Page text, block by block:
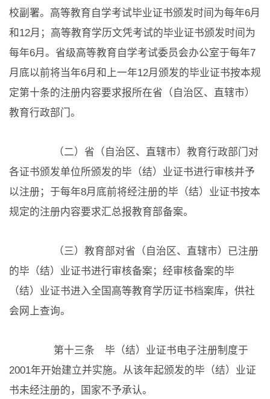
校副署。高等教育自学考试毕业证书颁发时间为每年6月
和12月；高等教育学历文凭考试的毕业证书颁发时间为
每年6月。省级高等教育自学考试委员会办公室于每年7
月底以前将当年6月和上一年12月颁发的毕业证书按本规
定第十条的注册内容要求报所在省（自治区、直辖市）
教育行政部门。
（二）省（自治区、直辖市）教育行政部门对
各证书颁发单位所颁发的毕（结）业证书进行审核并予
以注册；于每年8月底前将经注册的毕（结）业证书按本
规定的注册内容要求汇总报教育部备案。
（三）教育部对省（自治区、直辖市）已注册
的毕（结）业证书进行审核备案；经审核备案的毕
（结）业证书进入全国高等教育学历证书档案库，供社
会网上查询。
第十三条 毕（结）业证书电子注册制度于
2001年开始建立并实施。从该年起颁发的毕（结）业证
书未经注册的，国家不予承认。